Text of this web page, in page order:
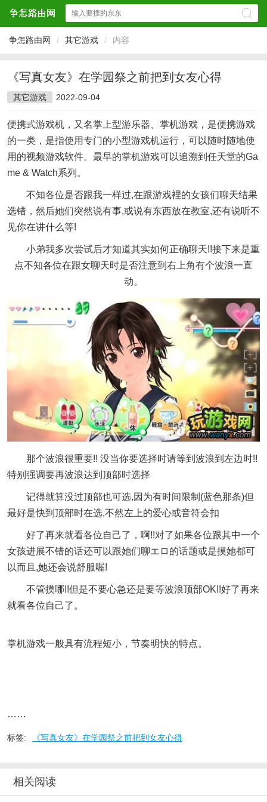
争怎路由网 / 其它游戏 / 内容
《写真女友》在学园祭之前把到女友心得
其它游戏 2022-09-04
便携式游戏机，又名掌上型游乐器、掌机游戏，是便携游戏
的一类，是指使用专门的小型游戏机运行，可以随时随地使
用的视频游戏软件。最早的掌机游戏可以追溯到任天堂的Ga
me & Watch系列。
不知各位是否跟我一样过,在跟游戏裡的女孩们聊天结果
选错，然后她们突然说有事,或说有东西放在教室,还有说听不
见你在讲什么等!
小弟我多次尝试后才知道其实如何正确聊天!!接下来是重
点不知各位在跟女聊天时是否注意到右上角有个波浪一直
动。
那个波浪很重要!! 没当你要选择时请等到波浪到左边时!!
特别强调要再波浪达到顶部时选择
记得就算没过顶部也可选,因为有时间限制(蓝色那条)但
最好是快到顶部时在选,不然左上的爱心或音符会扣
好了再来就看各位自己了，啊!!对了如果各位跟其中一个
女孩进展不错的话还可以跟她们聊エロ的话题或是摸她都可
以而且,她还会说舒服喔!
不管摸哪!!但是不要心急还是要等波浪顶部OK!!好了再来
就看各位自己了。
掌机游戏一般具有流程短小，节奏明快的特点。
……
标签: 《写真女友》在学园祭之前把到女友心得
相关阅读